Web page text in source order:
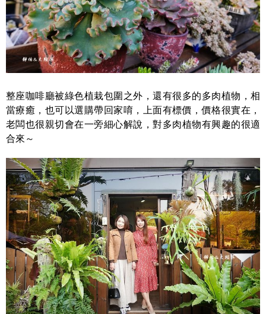
整座咖啡廳被綠色植栽包圍之外，還有很多的多肉植物，相
當療癒，也可以選購帶回家唷，上面有標價，價格很實在，
老闆也很親切會在一旁細心解說，對多肉植物有興趣的很適
合來～